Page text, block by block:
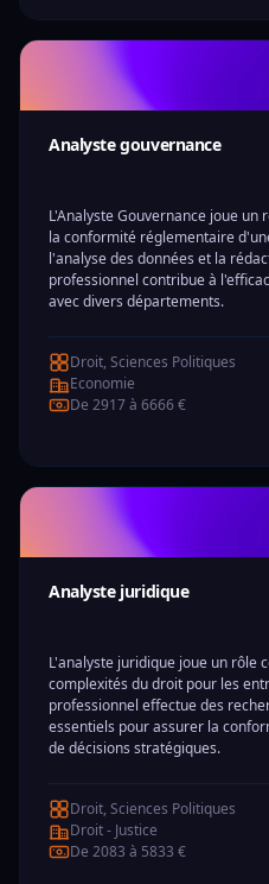
Analyste gouvernance
L'Analyste Gouvernance joue
la conformité réglementaire
l'analyse des données et la
professionnel contribue à
avec divers départements.
Droit, Sciences Politiques
Economie
De 2917 à 6666 €
Analyste juridique
L'analyste juridique joue un rôle
complexités du droit pour les
professionnel effectue des
essentiels pour assurer la
de décisions stratégiques.
Droit, Sciences Politiques
Droit - Justice
De 2083 à 5833 €